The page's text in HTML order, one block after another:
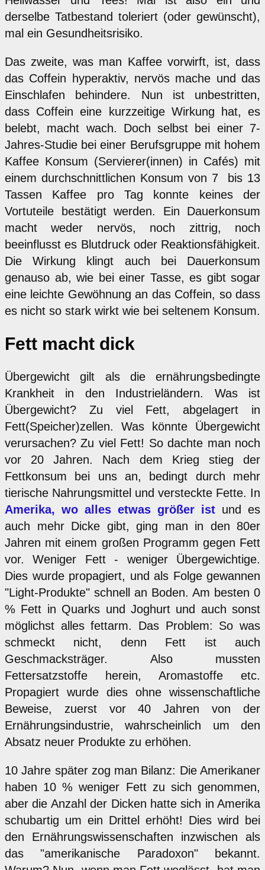
derselbe Tatbestand toleriert (oder gewünscht),
mal ein Gesundheitsrisiko.
Das zweite, was man Kaffee vorwirft, ist, dass
das Coffein hyperaktiv, nervös mache und das
Einschlafen behindere. Nun ist unbestritten,
dass Coffein eine kurzzeitige Wirkung hat, es
belebt, macht wach. Doch selbst bei einer 7-
Jahres-Studie bei einer Berufsgruppe mit hohem
Kaffee Konsum (Servierer(innen) in Cafés) mit
einem durchschnittlichen Konsum von 7 bis 13
Tassen Kaffee pro Tag konnte keines der
Vortuteile bestätigt werden. Ein Dauerkonsum
macht weder nervös, noch zittrig, noch
beeinflusst es Blutdruck oder Reaktionsfähigkeit.
Die Wirkung klingt auch bei Dauerkonsum
genauso ab, wie bei einer Tasse, es gibt sogar
eine leichte Gewöhnung an das Coffein, so dass
es nicht so stark wirkt wie bei seltenem Konsum.
Fett macht dick
Übergewicht gilt als die ernährungsbedingte
Krankheit in den Industrieländern. Was ist
Übergewicht? Zu viel Fett, abgelagert in
Fett(Speicher)zellen. Was könnte Übergewicht
verursachen? Zu viel Fett! So dachte man noch
vor 20 Jahren. Nach dem Krieg stieg der
Fettkonsum bei uns an, bedingt durch mehr
tierische Nahrungsmittel und versteckte Fette. In
Amerika, wo alles etwas größer ist und es
auch mehr Dicke gibt, ging man in den 80er
Jahren mit einem großen Programm gegen Fett
vor. Weniger Fett - weniger Übergewichtige.
Dies wurde propagiert, und als Folge gewannen
"Light-Produkte" schnell an Boden. Am besten 0
% Fett in Quarks und Joghurt und auch sonst
möglichst alles fettarm. Das Problem: So was
schmeckt nicht, denn Fett ist auch
Geschmacksträger. Also mussten
Fettersatzstoffe herein, Aromastoffe etc.
Propagiert wurde dies ohne wissenschaftliche
Beweise, zuerst vor 40 Jahren von der
Ernährungsindustrie, wahrscheinlich um den
Absatz neuer Produkte zu erhöhen.
10 Jahre später zog man Bilanz: Die Amerikaner
haben 10 % weniger Fett zu sich genommen,
aber die Anzahl der Dicken hatte sich in Amerika
schubartig um ein Drittel erhöht! Dies wird bei
den Ernährungswissenschaften inzwischen als
das "amerikanische Paradoxon" bekannt.